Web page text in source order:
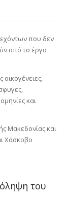
που δεν
από το έργο
και
Μακεδονίας και
Χάσκοβο
του